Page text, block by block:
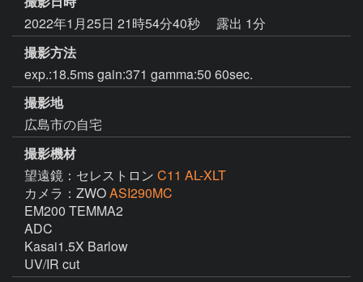
2022年1月25日 21時54分40秒
露出 1分
撮影方法
exp.:18.5ms gain:371 gamma:50 60sec.
撮影地
広島市の自宅
撮影機材
望遠鏡：セレストロン C11 AL-XLT
カメラ：ZWOASI290MC
EM200 TEMMA2
ADC
Kasai1.5X Barlow
UV/IR cut